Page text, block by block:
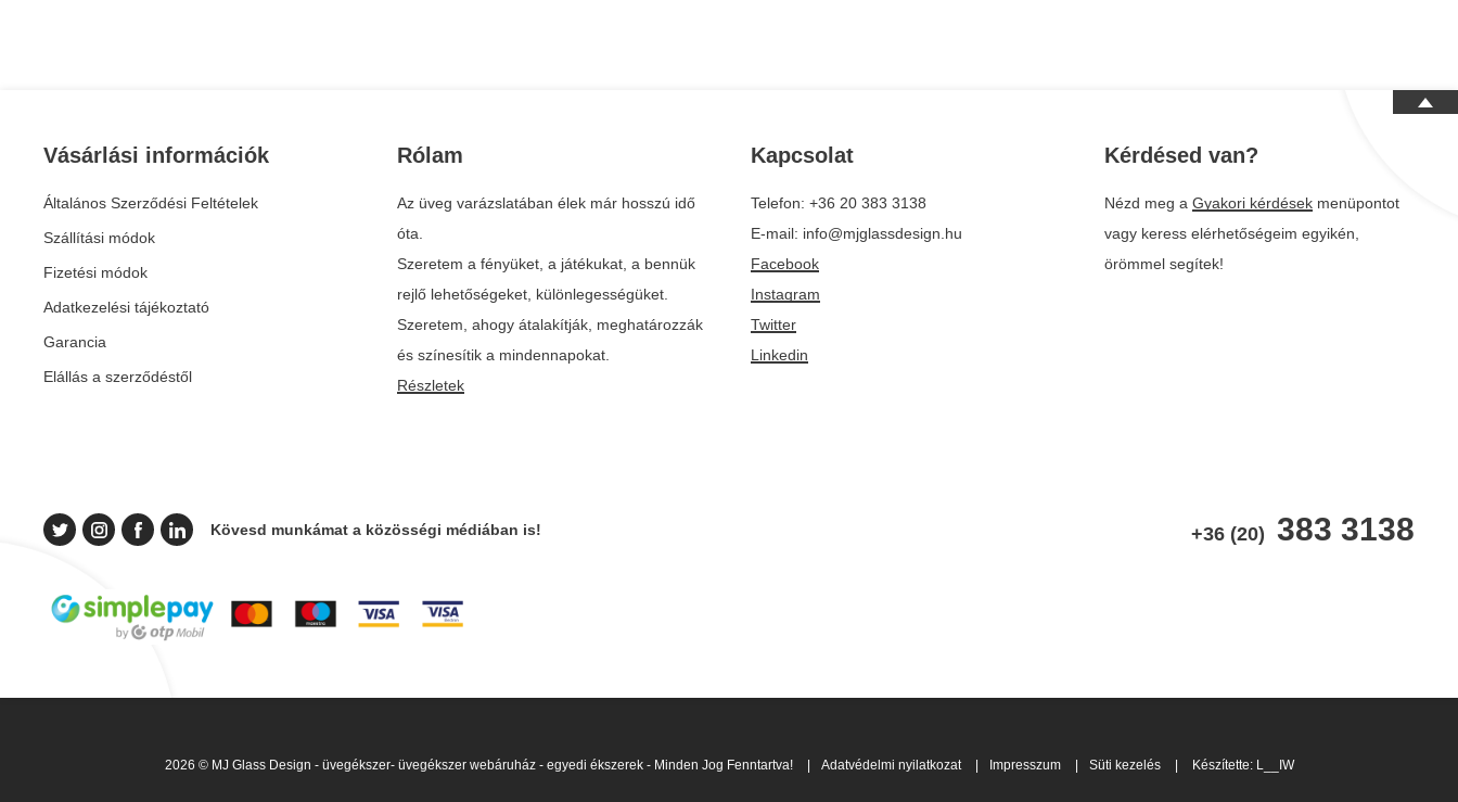
Vásárlási információk
Általános Szerződési Feltételek
Szállítási módok
Fizetési módok
Adatkezelési tájékoztató
Garancia
Elállás a szerződéstől
Rólam
Az üveg varázslatában élek már hosszú idő
óta.
Szeretem a fényüket, a játékukat, a bennük
rejlő lehetőségeket, különlegességüket.
Szeretem, ahogy átalakítják, meghatározzák
és színesítik a mindennapokat.
Részletek
Kapcsolat
Telefon: +36 20 383 3138
E-mail: info@mjglassdesign.hu
Facebook
Instagram
Twitter
Linkedin
Kérdésed van?
Nézd meg a Gyakori kérdések menüpontot
vagy keress elérhetőségeim egyikén,
örömmel segítek!
Kövesd munkámat a közösségi médiában is! +36 (20) 383 3138
2026 © MJ Glass Design - üvegékszer- üvegékszer webáruház - egyedi ékszerek - Minden Jog Fenntartva! | Adatvédelmi nyilatkozat | Impresszum | Süti kezelés | Készítette: L__IW